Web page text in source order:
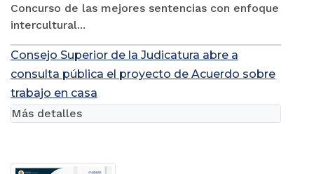
Concurso de las mejores sentencias con enfoque
intercultural...
Consejo Superior de la Judicatura abre a
consulta pública el proyecto de Acuerdo sobre
trabajo en casa
Más detalles